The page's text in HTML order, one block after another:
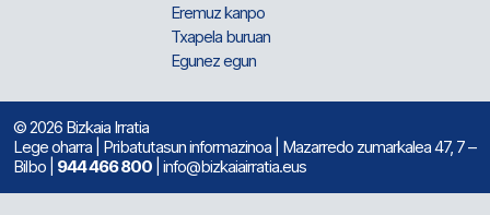
Eremuz kanpo
Txapela buruan
Egunez egun
© 2026 Bizkaia Irratia
Lege oharra Pribatutasun informazinoa | Mazarredo zumarkalea 47, 7 –
Bilbo | 944 466 800 | info@bizkaiairratia.eus